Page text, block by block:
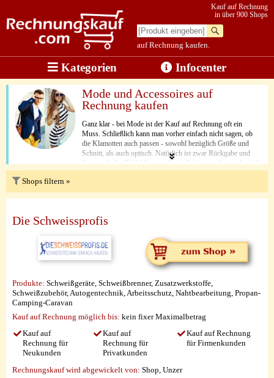
auf Rechnung kaufen.
Kauf auf Rechnung
in über 900 Shops
Kategorien Infocenter
Mode und Accessoires auf
Rechnung kaufen
Ganz klar - bei Mode ist der Kauf auf Rechnung oft ein
Muss. Schließlich kann man vorher einfach nicht sagen, ob
die Klamotten auch passen - sowohl bezüglich Größe und
Schnitt, als auch optisch. Natürlich ist zwar Rückgabe und
Umtausch der Bekleidung auch möglich, wenn bereits bezahlt
wurde. Aber bei Rechnungskauf ist die Abwicklung doch
Shops filtern »
Die Schweissprofis
Produkte: Schweißgeräte, Schweißbrenner, Zusatzwerkstoffe,
Schweißzubehör, Autogentechnik, Arbeitsschutz, Nahtbearbeitung, Propan-
Camping-Caravan
Kauf auf Rechnung möglich bis: kein fixer Maximalbetrag
Kauf auf
Rechnung für
Neukunden
Kauf auf
Rechnung für
Privatkunden
Kauf auf Rechnung
für Firmenkunden
Rechnungskauf wird abgewickelt von: Shop, Unzer